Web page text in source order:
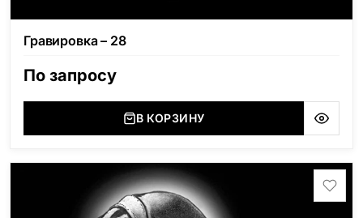
Гравировка – 28
По запросу
В КОРЗИНУ